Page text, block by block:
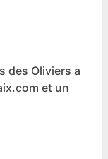
des Oliviers a
et un